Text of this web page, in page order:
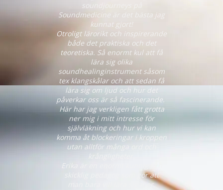
soundjourneys på
Soundmedicine är det bästa jag
kunnat gjort!
Otroligt lärorikt och inspirerande
både det praktiska och det
teoretiska. Så enormt kul att få
lära sig olika
soundhealinginstrument såsom
tex klangskålar och att sedan få
lära sig om ljud och hur det
påverkar oss är så fascinerande.
Här har jag verkligen fått grotta
ner mig i mitt intresse för
självläkning och hur vi kan
komma åt blockeringar i kroppen
utan alltför många ord och
krångligheter.
Erika är en enormt kunnig och
skicklig pedagog som gör att
man bara vill lära sig mer.